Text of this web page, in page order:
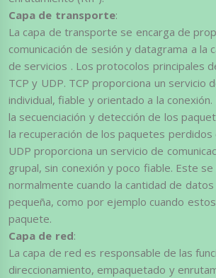
Capa de transporte:
La capa de transporte se encarga de
comunicación de sesión y datagrama a la
de servicios . Los protocolos principales
TCP y UDP. TCP proporciona un servicio
individual, fiable y orientado a la
la secuenciación y detección de los
la recuperación de los paquetes perdidos
UDP proporciona un servicio de
grupal, sin conexión y poco fiable. Este se
normalmente cuando la cantidad de
pequeña, como por ejemplo cuando
paquete.
Capa de red:
La capa de red es responsable de las
direccionamiento, empaquetado y